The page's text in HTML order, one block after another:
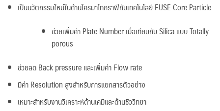
เป็นนวัตกรรมใหม่ในด้านโครมาโทกราฟีกับเทคโนโลยี FUSE Core Particle
ช่วยเพิ่มค่า Plate Number เมื่อเทียบกับ Silica แบบ Totally
porous
ช่วยลด Back pressure และเพิ่มค่า Flow rate
มีค่า Resolution สูงสำหรับการแยกสารตัวอย่าง
เหมาะสำหรับงานวิเคราะห์ด้านเคมีและด้านชีววิทยา